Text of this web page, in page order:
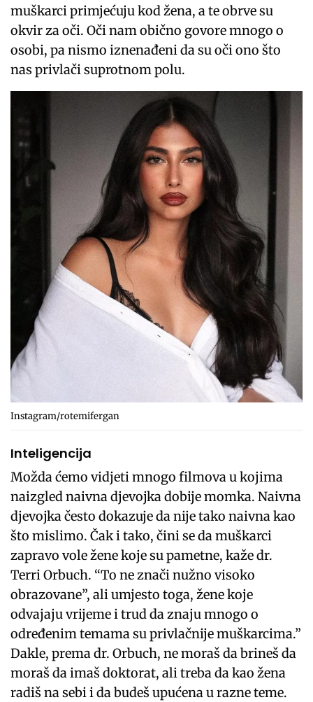
muškarci primjećuju kod žena, a te obrve su
okvir za oči. Oči nam obično govore mnogo o
osobi, pa nismo iznenađeni da su oči ono što
nas privlači suprotnom polu.
Instagram/rotemifergan
Inteligencija
Možda ćemo vidjeti mnogo filmova u kojima
naizgled naivna djevojka dobije momka. Naivna
djevojka često dokazuje da nije tako naivna kao
što mislimo. Čak i tako, čini se da muškarci
zapravo vole žene koje su pametne, kaže dr.
Terri Orbuch. “To ne znači nužno visoko
obrazovane”, ali umjesto toga, žene koje
odvajaju vrijeme i trud da znaju mnogo o
određenim temama su privlačnije muškarcima.”
Dakle, prema dr. Orbuch, ne moraš da brineš da
moraš da imaš doktorat, ali treba da kao žena
radiš na sebi i da budeš upućena u razne teme.